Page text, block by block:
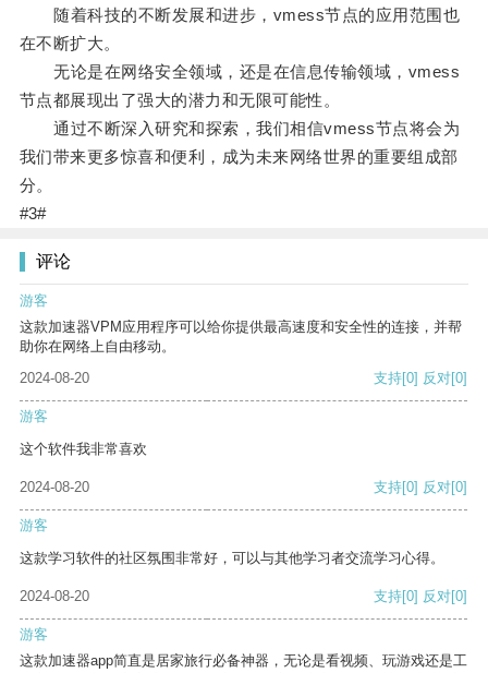
随着科技的不断发展和进步，vmess节点的应用范围也
在不断扩大。
无论是在网络安全领域，还是在信息传输领域，vmess
节点都展现出了强大的潜力和无限可能性。
通过不断深入研究和探索，我们相信vmess节点将会为
我们带来更多惊喜和便利，成为未来网络世界的重要组成部
分。
#3#
评论
游客
这款加速器VPM应用程序可以给你提供最高速度和安全性的连接，并帮
助你在网络上自由移动。
2024-08-20
支持[0] 反对[0]
游客
这个软件我非常喜欢
2024-08-20 支持[0] 反对[0]
游客
这款学习软件的社区氛围非常好，可以与其他学习者交流学习心得。
2024-08-20 支持[0] 反对[0]
游客
这款加速器app简直是居家旅行必备神器，无论是看视频、玩游戏还是工